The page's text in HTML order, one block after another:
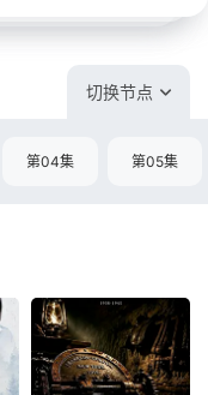
切换节点
第04集 第05集